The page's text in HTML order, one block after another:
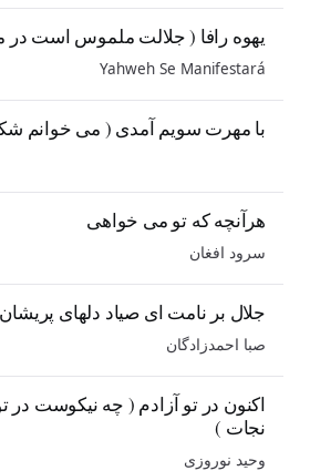
یهوه رافا ( جلالت ملموس است در
Yahweh Se Manifestará
با مهرت سویم آمدی ( می خوانم
هرآنچه که تو می خواهی
سرود افغان
جلال بر نامت ای صیاد دلهای پریشان
صبا احمدزادگان
اکنون در تو آزادم ( چه نیکوست در
نجات )
وحید نوروزی